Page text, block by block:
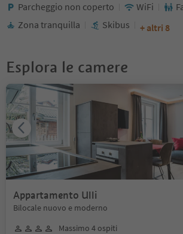
Parcheggio non coperto WiFi
Zona tranquilla
Skibus + altri 8
Esplora le camere
Appartamento Ulli
Bilocale nuovo e moderno
Massimo 4 ospiti